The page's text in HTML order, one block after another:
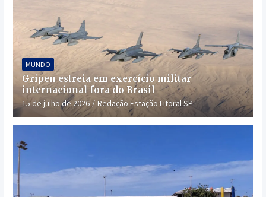
MUNDO
Gripen estreia em exercício militar
internacional fora do Brasil
15 de julho de 2026 Redação Estação Litoral SP